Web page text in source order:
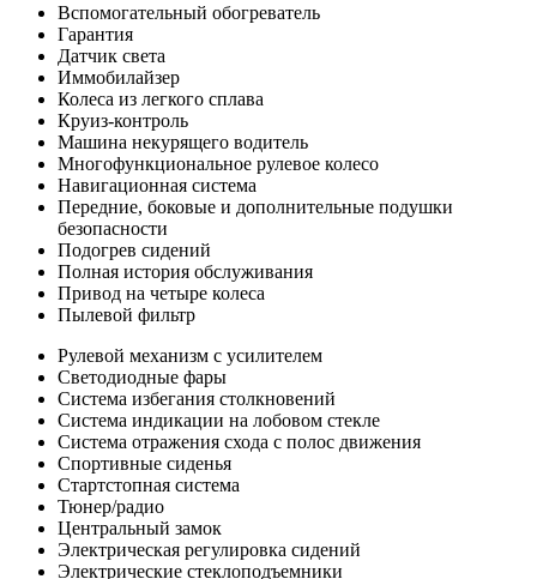
Вспомогательный обогреватель
Гарантия
Датчик света
Иммобилайзер
Колеса из легкого сплава
Круиз-контроль
Машина некурящего водитель
Многофункциональное рулевое колесо
Навигационная система
Передние, боковые и дополнительные подушки
безопасности
Подогрев сидений
Полная история обслуживания
Привод на четыре колеса
Пылевой фильтр
Рулевой механизм с усилителем
Светодиодные фары
Система избегания столкновений
Система индикации на лобовом стекле
Система отражения схода с полос движения
Спортивные сиденья
Стартстопная система
Тюнер/радио
Центральный замок
Электрическая регулировка сидений
Электрические стеклоподъемники